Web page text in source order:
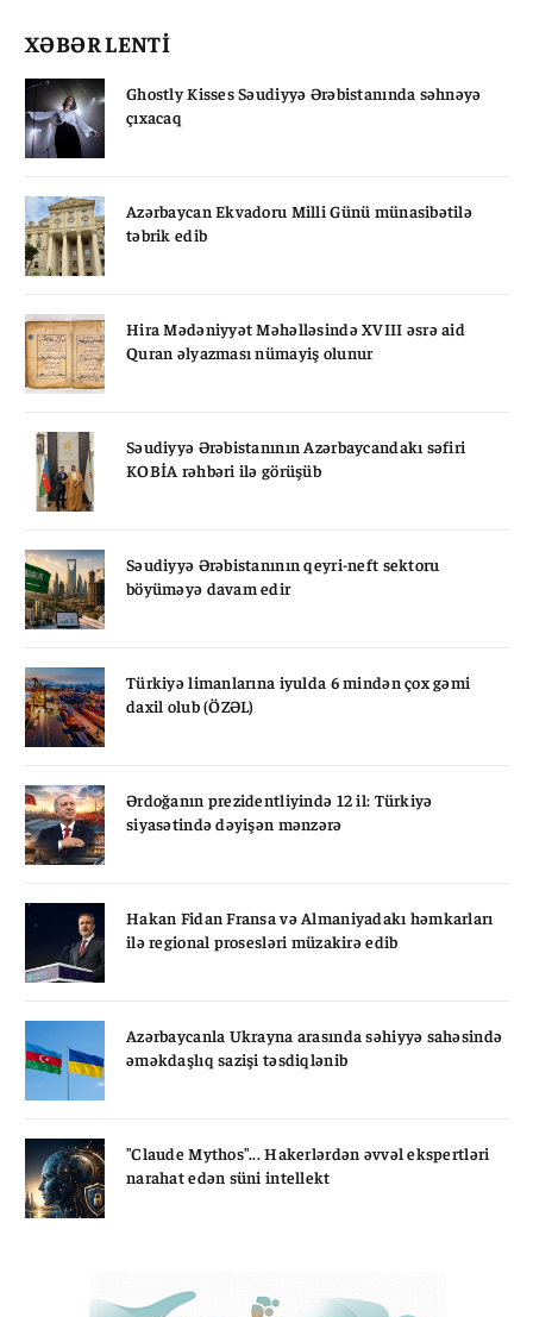
XƏBƏR LENTİ
Ghostly Kisses Səudiyyə Ərəbistanında səhnəyə
çıxacaq
Azərbaycan Ekvadoru Milli Günü münasibətilə
təbrik edib
Hira Mədəniyyət Məhəlləsində XVIII əsrə aid
Quran əlyazması nümayiş olunur
Səudiyyə Ərəbistanının Azərbaycandakı səfiri
KOBİA rəhbəri ilə görüşüb
Səudiyyə Ərəbistanının qeyri-neft sektoru
böyüməyə davam edir
Türkiyə limanlarına iyulda 6 mindən çox gəmi
daxil olub (ÖZƏL)
Ərdoğanın prezidentliyində 12 il: Türkiyə
siyasətində dəyişən mənzərə
Hakan Fidan Fransa və Almaniyadakı həmkarları
ilə regional prosesləri müzakirə edib
Azərbaycanla Ukrayna arasında səhiyyə sahəsində
əməkdaşlıq sazişi təsdiqlənib
"Claude Mythos"... Hakerlərdən əvvəl ekspertləri
narahat edən süni intellekt